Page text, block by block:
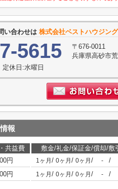
い合わせは 株式会社ベストハウジン
5615
〒676-0011
兵庫県高砂市
休日:水曜日
報
共益費 敷金/礼金/保証金/償却/敷引
円 1ヶ月 / 0ヶ月 / 0ヶ月 / - /
円 1ヶ月 / 0ヶ月 / 0ヶ月 / - /